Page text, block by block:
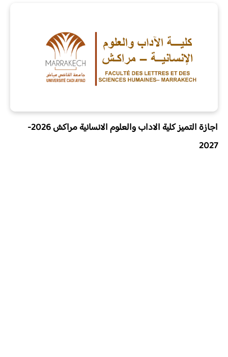
اجازة التميز كلية الاداب والعلوم الانسانية مراكش 2026-
2027